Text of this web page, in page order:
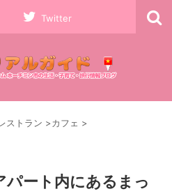
Twitter
ストラン >カフェ >
ート内にあるまっ